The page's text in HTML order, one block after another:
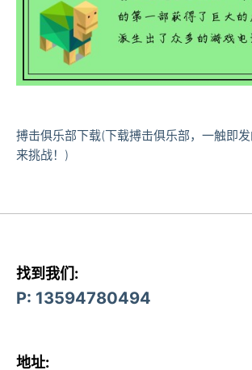
搏击俱乐部下载(下载搏击俱乐部，一触即
来挑战！)
找到我们:
P: 13594780494
地址: